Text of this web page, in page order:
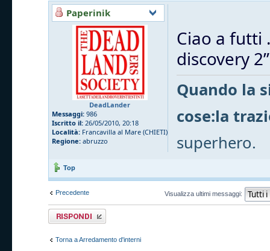
Paperinik
DeadLander
Messaggi: 986
Iscritto il: 26/05/2010, 20:18
Località: Francavilla al Mare (CHIETI)
Regione: abruzzo
Ciao a futti
discovery
Quando la
cose:la
superhero.
Top
Precedente Visualizza ultimi messaggi:
Rispondi al
messaggio
Torna a Arredamento d'interni